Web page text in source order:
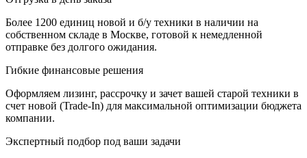
Более 1200 единиц новой и б/у техники в наличии на
собственном складе в Москве, готовой к немедленной
отправке без долгого ожидания.
Гибкие финансовые решения
Оформляем лизинг, рассрочку и зачет вашей старой техники в
счет новой (Trade-In) для максимальной оптимизации бюджета
компании.
Экспертный подбор под ваши задачи